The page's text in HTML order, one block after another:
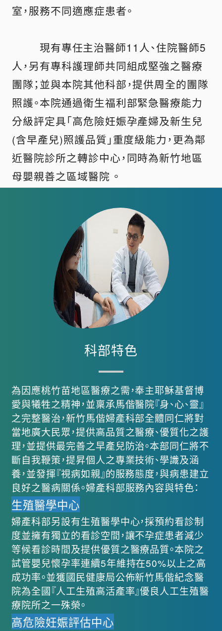
室，服務不同適應症患者。
現有專任主治醫師11人、住院醫師5
人，另有專科護理師共同組成堅強之醫療
團隊；並與本院其他科部，提供周全的團隊
照護。本院通過衛生福利部緊急醫療能力
分級評定具「高危險妊娠孕產婦及新生兒
(含早產兒)照護品質」重度級能力，更為鄰
近醫院診所之轉診中心，同時為新竹地區
母嬰親善之區域醫院 。
科部特色
為因應桃竹苗地區醫療之需，奉主耶穌基督博
愛與犧牲之精神，並稟承馬偕醫院『身、心、靈』
之完整醫治，新竹馬偕婦產科部全體同仁將對
當地廣大民眾，提供高品質之醫療、優質化之護
理，並提供最完善之早產兒防治。本部同仁將不
斷自我鞭策，提昇個人之專業技術、學識及涵
養，並發揮『視病如親』的服務態度，與病患建立
良好之醫病關係。婦產科部服務內容與特色：
生殖醫學中心
婦產科部另設有生殖醫學中心，採預約看診制
度並擁有獨立的看診空間，讓不孕症患者減少
等候看診時間及提供優質之醫療品質。本院之
試管嬰兒懷孕率連續5年維持在50%以上之高
成功率。並獲國民健康局公佈新竹馬偕紀念醫
院為全國『人工生殖高活產率』優良人工生殖醫
療院所之一殊榮。
高危險妊娠評估中心